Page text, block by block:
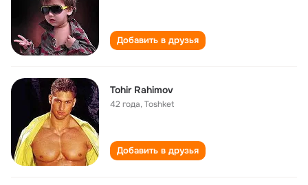
Добавить в друзья
Tohir Rahimov
42 года,Toshket
Добавить в друзья